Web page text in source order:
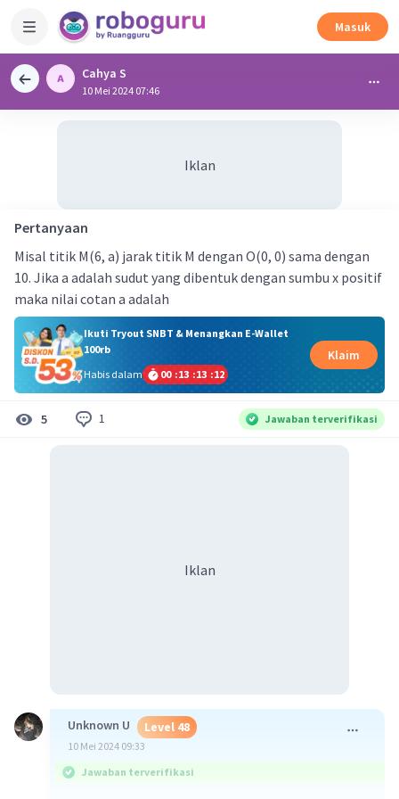
Masuk
Cahya S
10 Mei 2024 07:46
Iklan
Pertanyaan
Misal titik M(6, a) jarak titik M dengan O(0, 0) sama dengan
10. Jika a adalah sudut yang dibentuk dengan sumbu x positif
maka nilai cotan a adalah
Ikuti Tryout SNBT & Menangkan E-Wallet
100rb
Habis dalam
00 :13 :13 :12
Klaim
5 1 Jawaban terverifikasi
Iklan
Unknown U Level 48
10 Mei 2024 09:33
Jawaban terverifikasi